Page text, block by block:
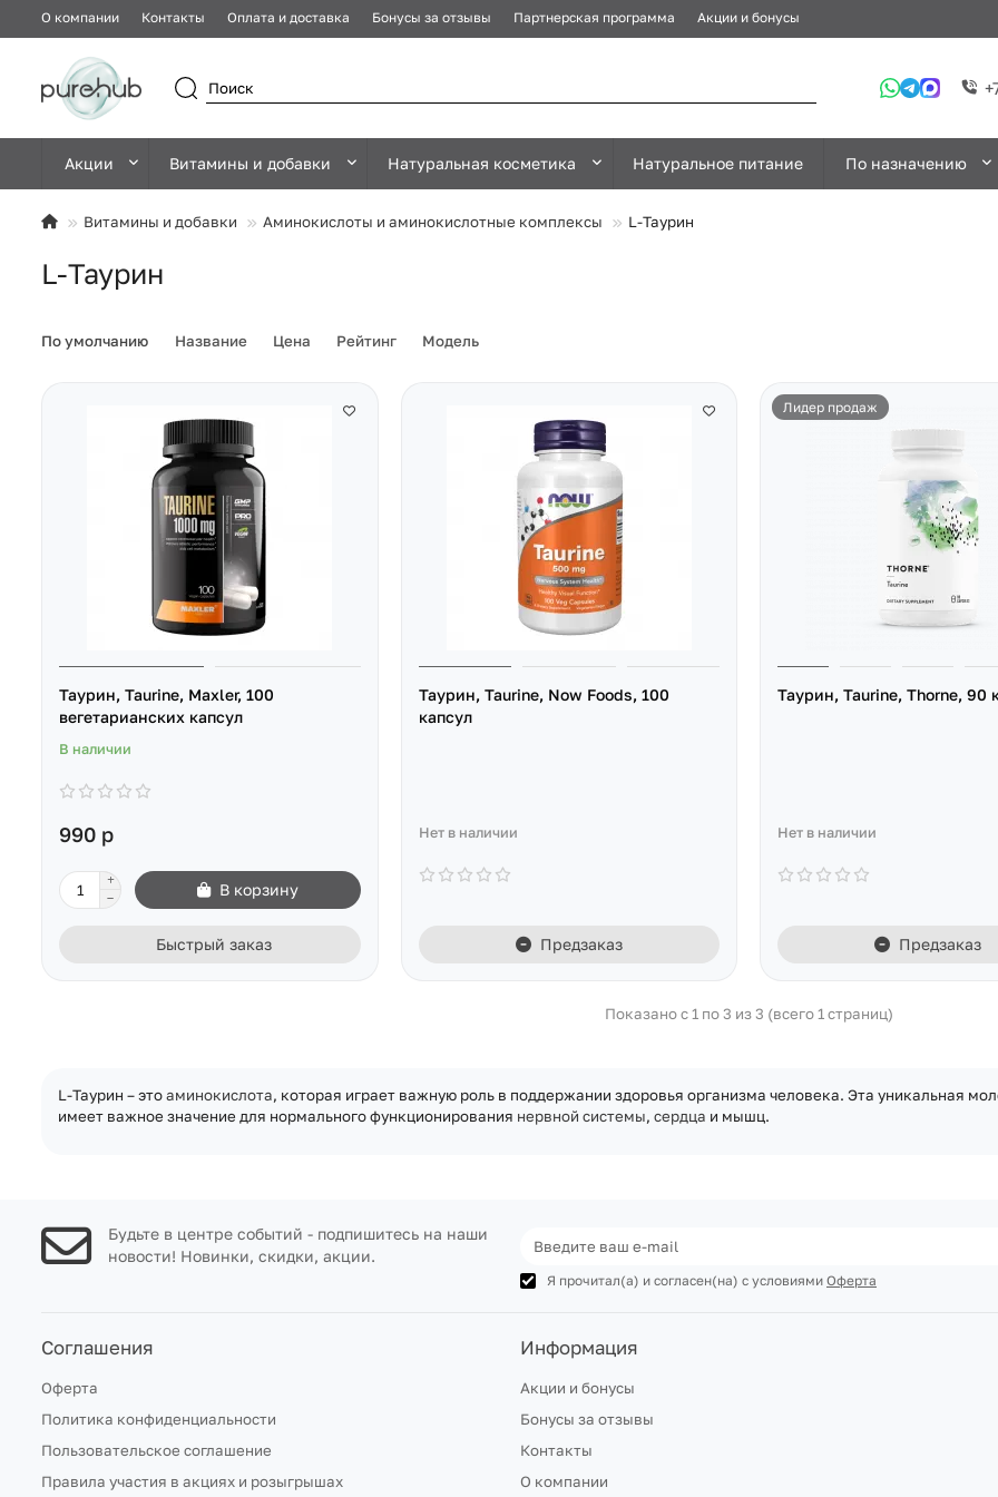
О компании Контакты Оплата и доставка Бонусы за отзывы Партнерская программа Акции и бонусы
Акции Витамины и добавки Натуральная косметика Натуральное питание По назначению
Витамины и добавки Аминокислоты и аминокислотные комплексы L-Таурин
L-Таурин
По умолчанию Название Цена Рейтинг Модель
Таурин, Taurine, Maxler, 100
вегетарианских капсул
В наличии
990 р
В корзину
Быстрый заказ
Таурин, Taurine, Now Foods, 100
капсул
Нет в наличии
Предзаказ
Лидер продаж
Таурин, Taurine, Thorne, 90
Нет в наличии
Предзаказ
Показано с 1 по 3 из 3 (всего 1 страниц)
L-Таурин – этоаминокислота, которая играет важную роль в поддержании здоровья организма человека. Эта уникальная
имеет важное значение для нормального функционирования нервной системы, сердца и мышц.
Будьте в центре событий - подпишитесь на наши
новости! Новинки, скидки, акции.
Я прочитал(а) и согласен(на) с условиями Оферта
Соглашения
Оферта
Политика конфиденциальности
Пользовательское соглашение
Правила участия в акциях и розыгрышах
Информация
Акции и бонусы
Бонусы за отзывы
Контакты
О компании